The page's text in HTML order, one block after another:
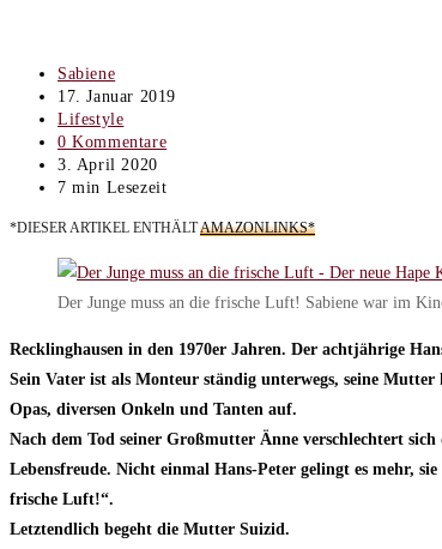
Beitrags-
Autor:
Sabiene
Beitrag
veröffentlicht:
17. Januar 2019
Beitrags-
Kategorie:
Lifestyle
Beitrags-
Kommentare:
0 Kommentare
Beitrag
zuletzt
am:
3. April 2020
Lesedauer:
7 min Lesezeit
*DIESER ARTIKEL ENTHÄLTAMAZONLINKS*
Der Junge muss an die frische Luft! Sabiene war im
Recklinghausen in den 1970er Jahren. Der achtjährige
Sein Vater ist als Monteur ständig unterwegs, seine
Opas, diversen Onkeln und Tanten auf.
Nach dem Tod seiner Großmutter Änne verschlechtert
Lebensfreude. Nicht einmal Hans-Peter gelingt es mehr,
frische Luft!“.
Letztendlich begeht die Mutter Suizid.